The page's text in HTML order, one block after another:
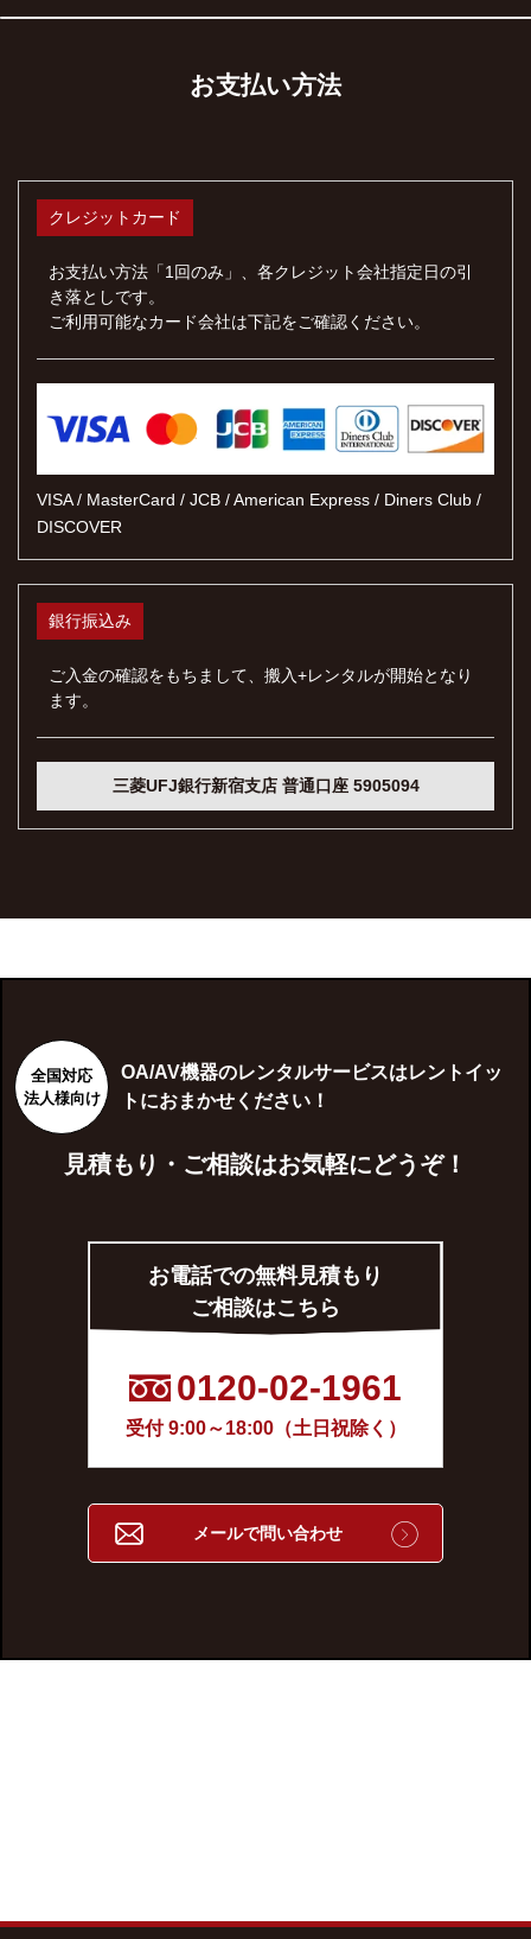
お支払い方法
クレジットカード
お支払い方法「1回のみ」、各クレジット会社指定日の引
き落としです。
ご利用可能なカード会社は下記をご確認ください。
VISA / MasterCard / JCB / American Express / Diners Club /
DISCOVER
銀行振込み
ご入金の確認をもちまして、搬入+レンタルが開始となり
ます。
三菱UFJ銀行新宿支店 普通口座 5905094
全国対応
法人様向け
OA/AV機器のレンタルサービスはレントイッ
トにおまかせください！
見積もり・ご相談はお気軽にどうぞ！
お電話での無料見積もり
ご相談はこちら
0120-02-1961
受付 9:00～18:00（土日祝除く）
メールで問い合わせ